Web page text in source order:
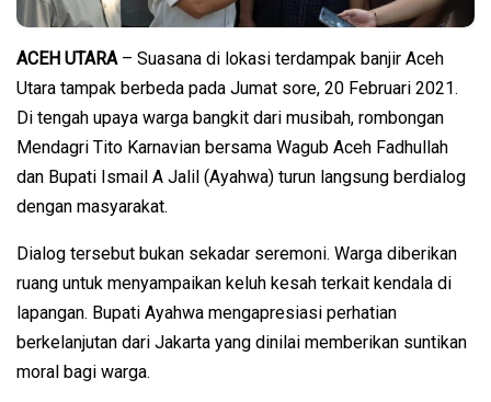
ACEH UTARA– Suasana di lokasi terdampak banjir Aceh
Utara tampak berbeda pada Jumat sore, 20 Februari 2021.
Di tengah upaya warga bangkit dari musibah, rombongan
Mendagri Tito Karnavian bersama Wagub Aceh Fadhullah
dan Bupati Ismail A Jalil (Ayahwa) turun langsung berdialog
dengan masyarakat.
Dialog tersebut bukan sekadar seremoni. Warga diberikan
ruang untuk menyampaikan keluh kesah terkait kendala di
lapangan. Bupati Ayahwa mengapresiasi perhatian
berkelanjutan dari Jakarta yang dinilai memberikan suntikan
moral bagi warga.